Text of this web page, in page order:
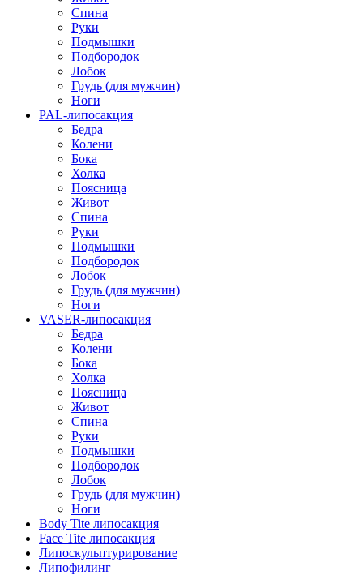
Спина
Руки
Подмышки
Подбородок
Лобок
Грудь (для мужчин)
Ноги
PAL-липосакция
Бедра
Колени
Бока
Холка
Поясница
Живот
Спина
Руки
Подмышки
Подбородок
Лобок
Грудь (для мужчин)
Ноги
VASER-липосакция
Бедра
Колени
Бока
Холка
Поясница
Живот
Спина
Руки
Подмышки
Подбородок
Лобок
Грудь (для мужчин)
Ноги
Body Tite липосакция
Face Tite липосакция
Липоскульптурирование
Липофилинг